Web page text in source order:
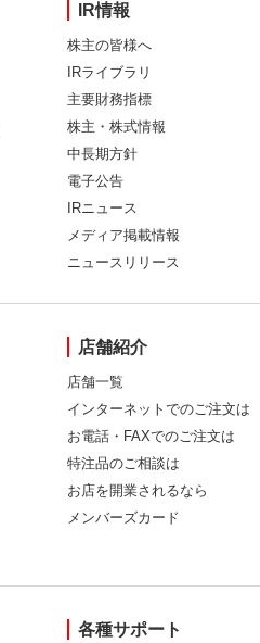
IR情報
株主の皆様へ
IRライブラリ
主要財務指標
株主・株式情報
中長期方針
電子公告
IRニュース
メディア掲載情報
ニュースリリース
店舗紹介
店舗一覧
インターネットでのご注文は
お電話・FAXでのご注文は
特注品のご相談は
お店を開業されるなら
メンバーズカード
各種サポート